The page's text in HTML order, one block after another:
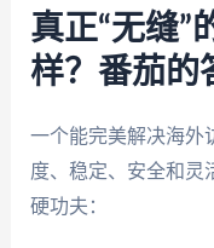
真正“无缝”
样？番茄的
一个能完美解决海外
度、稳定、安全和灵
硬功夫：